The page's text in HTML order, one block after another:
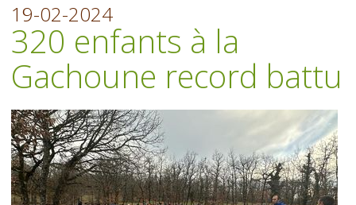
19-02-2024
320 enfants à la
Gachoune record battu